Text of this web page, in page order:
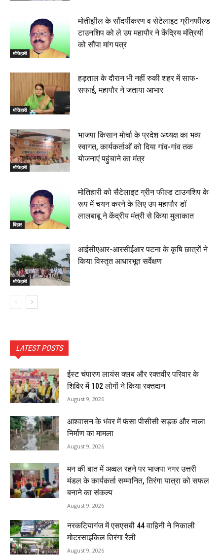
मोतिहारी
मोतीझील के सौंदर्यीकरण व सेटेलाइट ग्रीनफील्ड
टाउनशिप को ले उप महापौर ने केंद्रिय मंत्रियों
को सौंपा मांग पत्र
मोतिहारी
हड़ताल के दौरान भी नहीं रुकी शहर में साफ-
सफाई, महापौर ने जताया आभार
मोतिहारी
भाजपा किसान मोर्चा के प्रदेश अध्यक्ष का भव्य
स्वागत, कार्यकर्ताओं को दिया गांव-गांव तक
योजनाएं पहुंचाने का मंत्र
बिहार
मोतिहारी को सैटेलाइट ग्रीन फील्ड टाउनशिप के
रूप में चयन करने के लिए उप महापौर डॉ
लालबाबू ने केंद्रीय मंत्री से किया मुलाकात
मोतिहारी
आईसीएआर-आरसीईआर पटना के कृषि छात्रों ने
किया विस्तृत आधारभूत सर्वेक्षण
LATEST POSTS
ईस्ट चंपारण लायंस क्लब और रक्तवीर परिवार के
शिविर में 102 लोगों ने किया रक्तदान
August 9, 2026
आश्वासन के भंवर में फंसा पीसीसी सड़क और नाला
निर्माण का मामला
August 9, 2026
मन की बात में अव्वल रहने पर भाजपा नगर उत्तरी
मंडल के कार्यकर्ता सम्मानित, तिरंगा यात्रा को सफल
बनाने का संकल्प
August 9, 2026
नरकटियागंज में एसएसबी 44 वाहिनी ने निकाली
मोटरसाइकिल तिरंगा रैली
August 9, 2026